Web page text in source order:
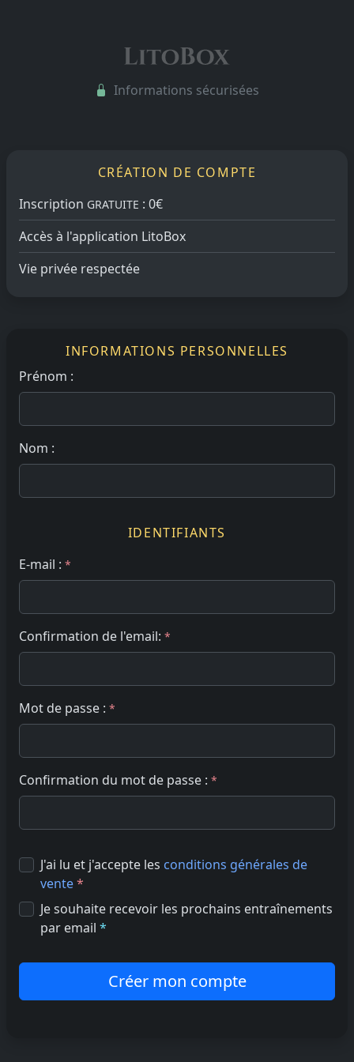
Informations sécurisées
CRÉATION DE COMPTE
Inscription GRATUITE : 0€
Accès à l'application LitoBox
Vie privée respectée
INFORMATIONS PERSONNELLES
Prénom :
Nom :
IDENTIFIANTS
E-mail : *
Confirmation de l'email: *
Mot de passe : *
Confirmation du mot de passe : *
J'ai lu et j'accepte les conditions générales de
vente*
Je souhaite recevoir les prochains entraînements
par email*